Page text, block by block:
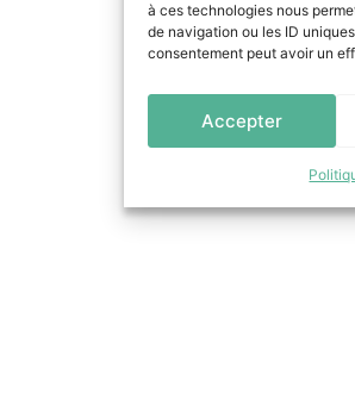
à ces technologies nous
de navigation ou les ID
consentement peut avoir un
Accepter